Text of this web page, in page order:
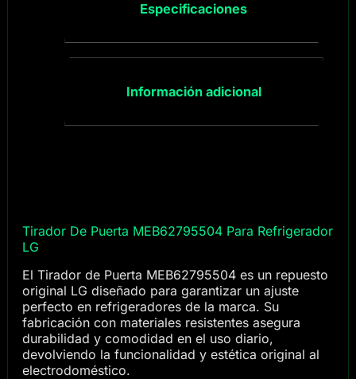
Especificaciones
Información adicional
Tirador De Puerta MEB62795504 Para Refrigerador
LG
El Tirador de Puerta MEB62795504 es un repuesto
original LG diseñado para garantizar un ajuste
perfecto en refrigeradores de la marca. Su
fabricación con materiales resistentes asegura
durabilidad y comodidad en el uso diario,
devolviendo la funcionalidad y estética original al
electrodoméstico.